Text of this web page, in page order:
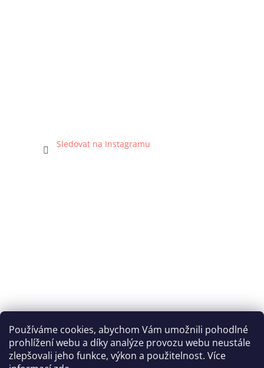
Používáme cookies, abychom Vám umožnili pohodlné
prohlížení webu a díky analýze provozu webu neustále
zlepšovali jeho funkce, výkon a použitelnost. Více
Sledovat na Instagramu
Katka Hromasová Foto